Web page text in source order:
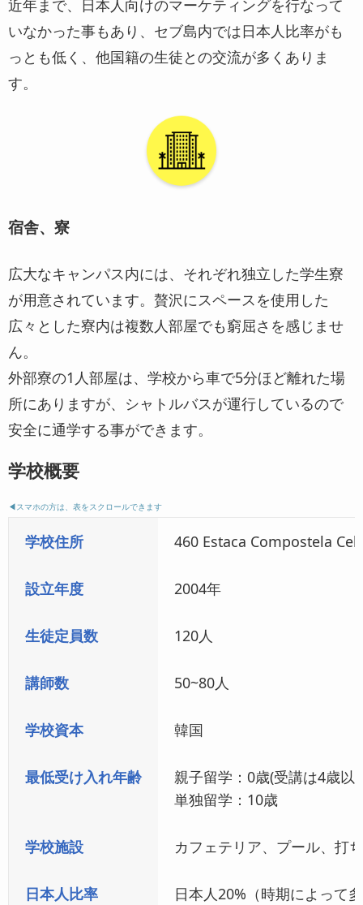
近年まで、日本人向けのマーケティングを行なって
いなかった事もあり、セブ島内では日本人比率がも
っとも低く、他国籍の生徒との交流が多くありま
す。
宿舎、寮
広大なキャンパス内には、それぞれ独立した学生寮
が用意されています。贅沢にスペースを使用した
広々とした寮内は複数人部屋でも窮屈さを感じませ
ん。
外部寮の1人部屋は、学校から車で5分ほど離れた場
所にありますが、シャトルバスが運行しているので
安全に通学する事ができます。
学校概要
◀︎スマホの方は、表をスクロールできます
学校住所 460 Estaca Compostela
設立年度 2004年
生徒定員数 120人
講師数 50~80人
学校資本 韓国
最低受け入れ年齢
親子留学：0歳(受講は4歳以
単独留学：10歳
学校施設 カフェテリア、プール、打
日本人比率 日本人20%（時期によって